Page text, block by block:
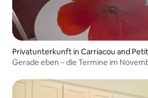
Privatunterkunft in Carriacou and
nique
Gerade eben – die Termine im